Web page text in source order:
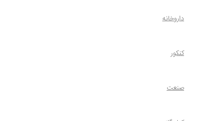
داروخانه
کنکور
صنعت